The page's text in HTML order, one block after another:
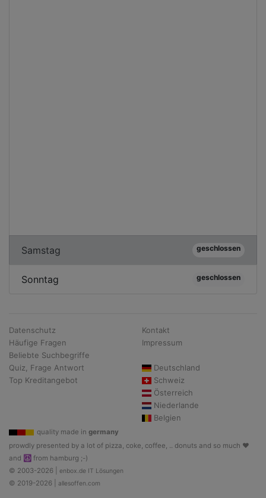
Samstag geschlossen
Sonntag geschlossen
Datenschutz
Häufige Fragen
Beliebte Suchbegriffe
Quiz, Frage Antwort
Top Kreditangebot
Kontakt
Impressum
Deutschland
Schweiz
Österreich
Niederlande
Belgien
quality made in germany
prowdly presented by a lot of pizza, coke, coffee, .. donuts and so much ♥
and ☮ from hamburg ;-)
© 2003-2026 | enbox.de IT Lösungen
© 2019-2026 | allesoffen.com